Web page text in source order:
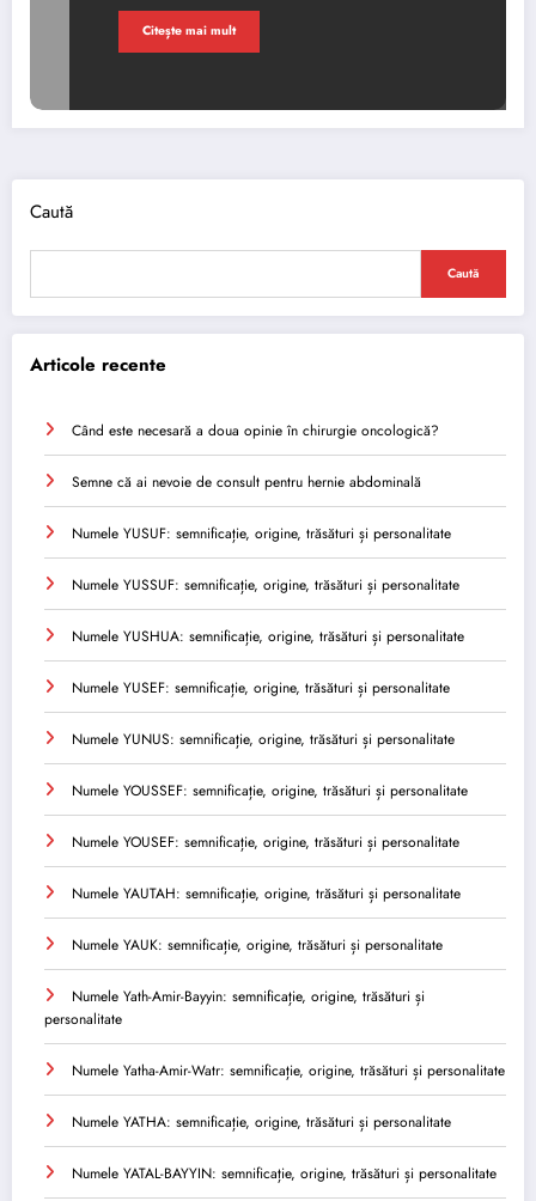
Citește mai mult
Caută
Caută
Articole recente
Când este necesară a doua opinie în chirurgie oncologică?
Semne că ai nevoie de consult pentru hernie abdominală
Numele YUSUF: semnificație, origine, trăsături și personalitate
Numele YUSSUF: semnificație, origine, trăsături și personalitate
Numele YUSHUA: semnificație, origine, trăsături și personalitate
Numele YUSEF: semnificație, origine, trăsături și personalitate
Numele YUNUS: semnificație, origine, trăsături și personalitate
Numele YOUSSEF: semnificație, origine, trăsături și personalitate
Numele YOUSEF: semnificație, origine, trăsături și personalitate
Numele YAUTAH: semnificație, origine, trăsături și personalitate
Numele YAUK: semnificație, origine, trăsături și personalitate
Numele Yath-Amir-Bayyin: semnificație, origine, trăsături și
personalitate
Numele Yatha-Amir-Watr: semnificație, origine, trăsături și personalitate
Numele YATHA: semnificație, origine, trăsături și personalitate
Numele YATAL-BAYYIN: semnificație, origine, trăsături și personalitate